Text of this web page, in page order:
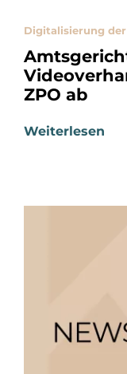
Digitalisierung
ZPO ab
Weiterlesen